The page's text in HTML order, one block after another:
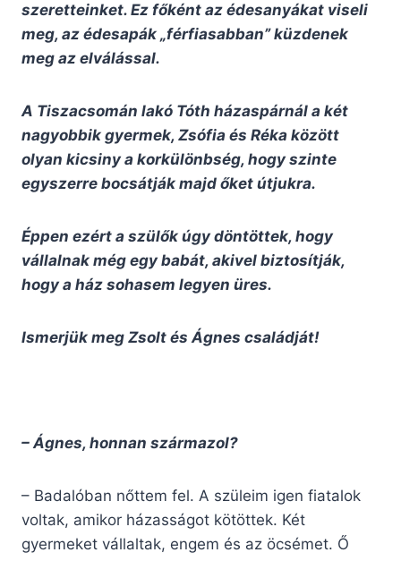
szeretteinket. Ez főként az édesanyákat viseli
meg, az édesapák „férfiasabban” küzdenek
meg az elválással.
A Tiszacsomán lakó Tóth házaspárnál a két
nagyobbik gyermek, Zsófia és Réka között
olyan kicsiny a korkülönbség, hogy szinte
egyszerre bocsátják majd őket útjukra.
Éppen ezért a szülők úgy döntöttek, hogy
vállalnak még egy babát, akivel biztosítják,
hogy a ház sohasem legyen üres.
Ismerjük meg Zsolt és Ágnes családját!
– Ágnes, honnan származol?
– Badalóban nőttem fel. A szüleim igen fiatalok
voltak, amikor házasságot kötöttek. Két
gyermeket vállaltak, engem és az öcsémet. Ő